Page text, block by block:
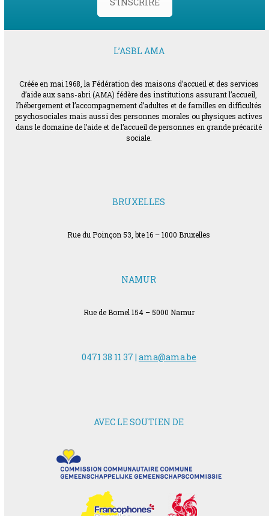
L’ASBL AMA
Créée en mai 1968, la Fédération des maisons d’accueil et des services
d’aide aux sans-abri (AMA) fédère des institutions assurant l’accueil,
l’hébergement et l’accompagnement d’adultes et de familles en difficultés
psychosociales mais aussi des personnes morales ou physiques actives
dans le domaine de l’aide et de l’accueil de personnes en grande précarité
sociale.
BRUXELLES
Rue du Poinçon 53, bte 16 – 1000 Bruxelles
NAMUR
Rue de Bomel 154 – 5000 Namur
0471 38 11 37 | ama@ama.be
AVEC LE SOUTIEN DE